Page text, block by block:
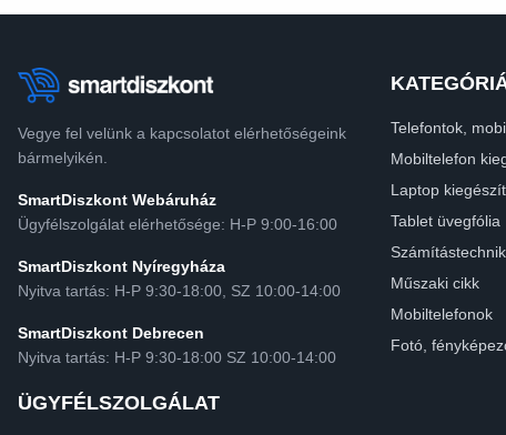
Vegye fel velünk a kapcsolatot elérhetőségeink
bármelyikén.
SmartDiszkont Webáruház
Ügyfélszolgálat elérhetősége: H-P 9:00-16:00
SmartDiszkont Nyíregyháza
Nyitva tartás: H-P 9:30-18:00, SZ 10:00-14:00
SmartDiszkont Debrecen
Nyitva tartás: H-P 9:30-18:00 SZ 10:00-14:00
ÜGYFÉLSZOLGÁLAT
Telefontok,
Mobiltelefon
Laptop
Tablet üvegfólia
Műszaki cikk
Mobiltelefonok
Fotó,